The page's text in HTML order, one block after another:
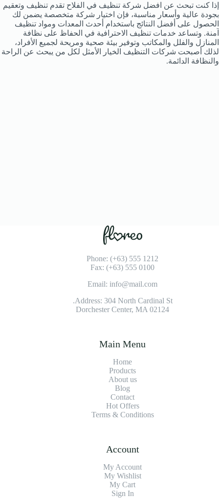
إذا كنت تبحث عن افضل شركة تنظيف في الفلاح تقدم تنظيف وتعقيم
بجودة عالية وأسعار مناسبة، فإن اختيار شركة متخصصة يضمن لك
الحصول على أفضل النتائج باستخدام أحدث المعدات ومواد تنظيف
آمنة. وتساعد خدمات تنظيف الاحترافية في الحفاظ على نظافة
المنازل والفلل والمكاتب وتوفير بيئة صحية ومريحة لجميع الأفراد،
لذلك أصبحت شركات التنظيف الخيار الأمثل لكل من يبحث عن الراحة
والنظافة الدائمة.
Phone: (+63) 555 1212
Fax: (+63) 555 0100
Email: info@mail.com
Address: 304 North Cardinal St.
Dorchester Center, MA 02124
Main Menu
Home
Products
About us
Blog
Contact
Hot Offers
Terms & Conditions
Account
My Account
My Wishlist
My Cart
Sign In